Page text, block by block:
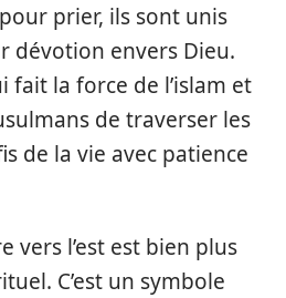
prier, ils sont unis
dévotion envers Dieu.
fait la force de l’islam et
de traverser les
de la vie avec patience
vers l’est est bien plus
C’est un symbole